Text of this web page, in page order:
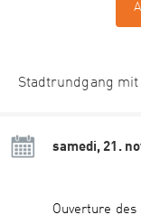
Stadtrundgang
samedi, 21.
Ouverture des